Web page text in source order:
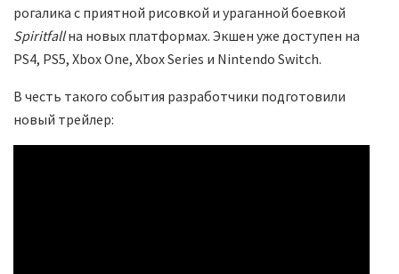
рогалика с приятной рисовкой и ураганной боевкой
Spiritfallна новых платформах. Экшен уже доступен на
PS4, PS5, Xbox One, Xbox Series и Nintendo Switch.
В честь такого события разработчики подготовили
новый трейлер: